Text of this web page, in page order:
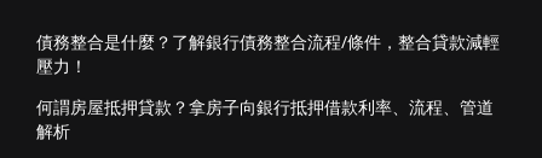
債務整合是什麼？了解銀行債務整合流程/條件，整合貸款減輕
壓力！
何謂房屋抵押貸款？拿房子向銀行抵押借款利率、流程、管道
解析